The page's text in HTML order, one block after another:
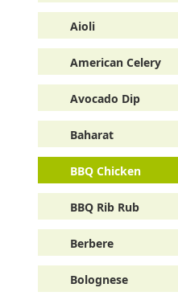
Aioli
American Celery
Avocado Dip
Baharat
BBQ Chicken
BBQ Rib Rub
Berbere
Bolognese